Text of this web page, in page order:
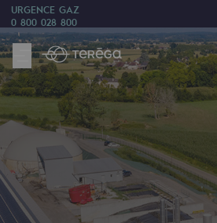
URGENCE GAZ
0 800 028 800
Nous sommes
Nous sommes
80 ans d'histoire
Teréga
Teréga